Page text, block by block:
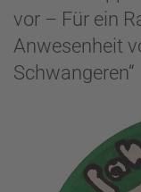
vor – Für ein
Anwesenheit
Schwangeren“